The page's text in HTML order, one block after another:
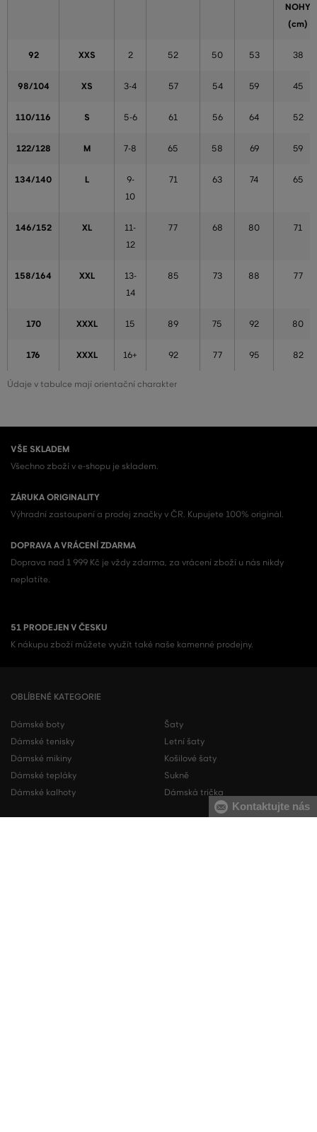
Údaje v tabulce mají orientační charakter
NOHY
(cm)
92 XXS 2 52 50 53 38
98/104 XS 3-4 57 54 59 45
110/116 S 5-6 61 56 64 52
122/128 M 7-8 65 58 69 59
134/140 L
9-
10
71 63 74 65
146/152 XL
11-
12
77 68 80 71
158/164 XXL
13-
14
85 73 88 77
170 XXXL 15 89 75 92 80
176 XXXL 16+ 92 77 95 82
VŠE SKLADEM
Všechno zboží v e-shopu je skladem.
ZÁRUKA ORIGINALITY
Výhradní zastoupení a prodej značky v ČR. Kupujete 100% originál.
DOPRAVA A VRÁCENÍ ZDARMA
Doprava nad 1 999 Kč je vždy zdarma, za vrácení zboží u nás nikdy
neplatíte.
51 PRODEJEN V ČESKU
K nákupu zboží můžete využít také naše kamenné prodejny.
OBLÍBENÉ KATEGORIE
Dámské boty
Dámské tenisky
Dámské mikiny
Dámské tepláky
Dámské kalhoty
Šaty
Letní šaty
Košilové šaty
Sukně
Dámská trička
Kontaktujte nás